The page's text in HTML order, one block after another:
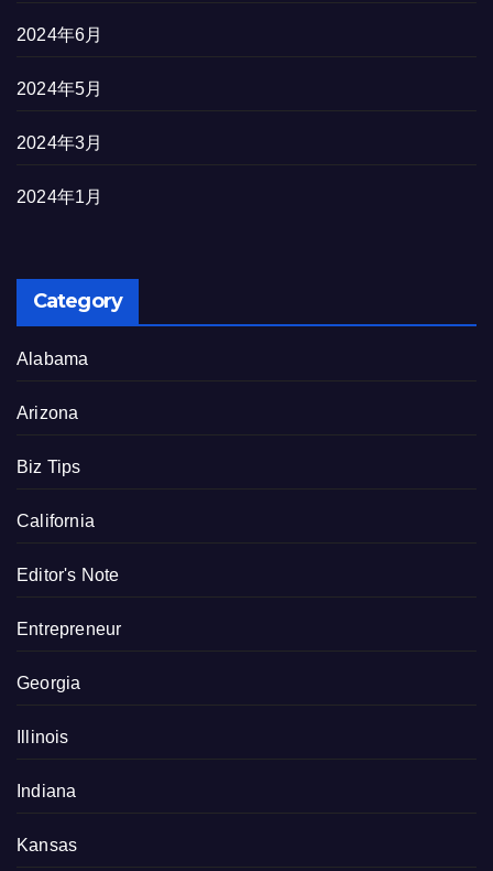
2024年6月
2024年5月
2024年3月
2024年1月
Category
Alabama
Arizona
Biz Tips
California
Editor's Note
Entrepreneur
Georgia
Illinois
Indiana
Kansas